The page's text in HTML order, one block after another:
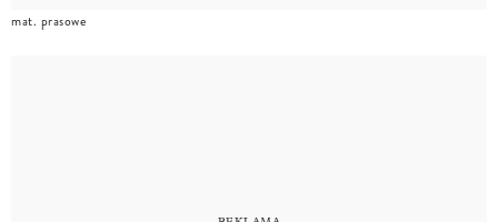
mat. prasowe